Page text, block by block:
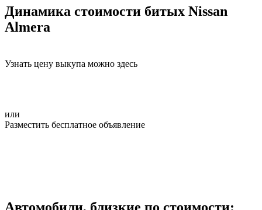
Динамика стоимости битых Nissan
Almera
Узнать цену выкупа можно здесь
или
Разместить бесплатное объявление
Автомобили, близкие по стоимости: